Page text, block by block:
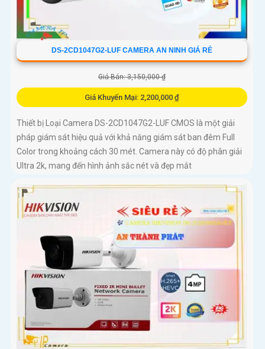
DS-2CD1047G2-LUF CAMERA AN NINH GIÁ RẺ
Giá Bán: 3,150,000 ₫
Giá Khuyến Mại: 2,200,000 ₫
Thiết bị Loại Camera DS-2CD1047G2-LUF CMOS là một giải
pháp giám sát hiệu quả với khả năng giám sát ban đêm Full
Color trong khoảng cách 30 mét. Camera này có độ phân giải
Ultra 2k, mang đến hình ảnh sắc nét và đẹp mắt